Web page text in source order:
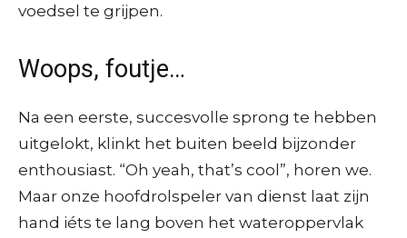
voedsel te grijpen.
Woops, foutje…
Na een eerste, succesvolle sprong te hebben
uitgelokt, klinkt het buiten beeld bijzonder
enthousiast. “Oh yeah, that’s cool”, horen we.
Maar onze hoofdrolspeler van dienst laat zijn
hand iéts te lang boven het wateroppervlak